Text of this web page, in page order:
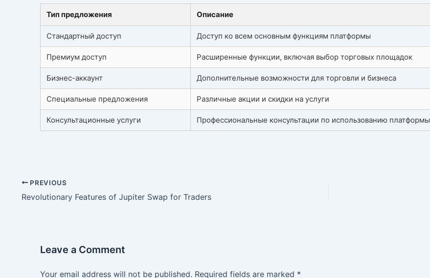
Тип предложения Описание
Стандартный доступ Доступ ко всем основным функциям платформы
Премиум доступ Расширенные функции, включая выбор торговых площадок
Бизнес-аккаунт Дополнительные возможности для торговли и бизнеса
Специальные предложения Различные акции и скидки на услуги
Консультационные услуги Профессиональные консультации по использованию платформы
PREVIOUS
Revolutionary Features of Jupiter Swap for Traders
Leave a Comment
Your email address will not be published. Required fields are marked *